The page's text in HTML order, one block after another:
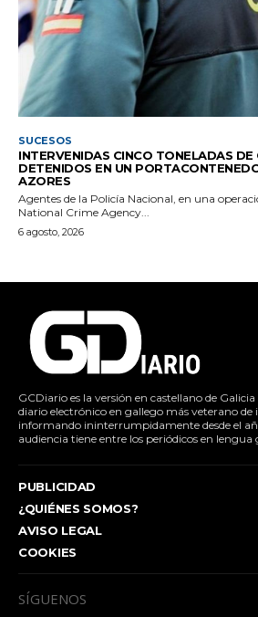
SUCESOS
INTERVENIDAS CINCO TONELADAS DE
DETENIDOS EN UN
AZORES
Agentes de la Policía Nacional, en una
National Crime Agency...
6 agosto, 2026
GCDiario es la versión en castellano de
diario electrónico en gallego más veterano de
informando ininterrumpidamente desde el
audiencia tiene entre los periódicos en lengua
PUBLICIDAD
¿QUIÉNES SOMOS?
AVISO LEGAL
COOKIES
SÍGUENOS